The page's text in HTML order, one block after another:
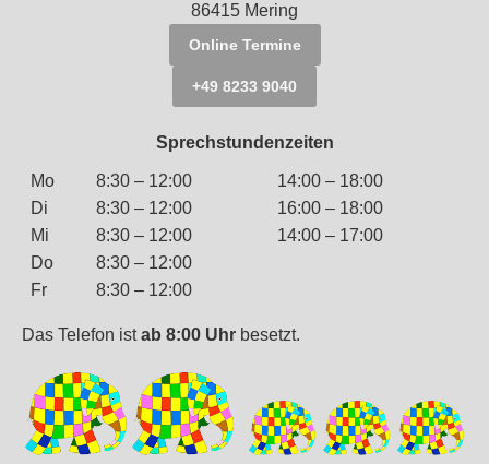
86415 Mering
Online Termine
+49 8233 9040
Sprechstundenzeiten
Mo 8:30 – 12:00
14:00 – 18:00
Di
8:30 – 12:00
16:00 – 18:00
Mi
8:30 – 12:00
14:00 – 17:00
Do
8:30 – 12:00
Fr
8:30 – 12:00
Das Telefon istab 8:00 Uhr besetzt.